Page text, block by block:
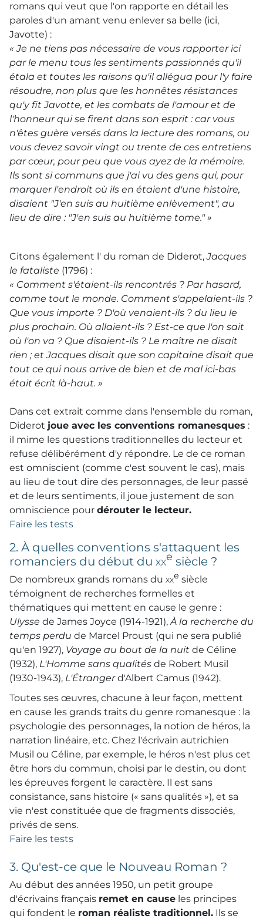
romans qui veut que l'on rapporte en détail les
paroles d'un amant venu enlever sa belle (ici,
Javotte) :
« Je ne tiens pas nécessaire de vous rapporter ici
par le menu tous les sentiments passionnés qu'il
étala et toutes les raisons qu'il allégua pour l'y faire
résoudre, non plus que les honnêtes résistances
qu'y fit Javotte, et les combats de l'amour et de
l'honneur qui se firent dans son esprit : car vous
n'êtes guère versés dans la lecture des romans, ou
vous devez savoir vingt ou trente de ces entretiens
par cœur, pour peu que vous ayez de la mémoire.
Ils sont si communs que j'ai vu des gens qui, pour
marquer l'endroit où ils en étaient d'une histoire,
disaient "J'en suis au huitième enlèvement", au
lieu de dire : "J'en suis au huitième tome." »
Citons également l' du roman de Diderot,Jacques
le fataliste (1796) :
« Comment s'étaient-ils rencontrés ? Par hasard,
comme tout le monde. Comment s'appelaient-ils ?
Que vous importe ? D'où venaient-ils ? du lieu le
plus prochain. Où allaient-ils ? Est-ce que l'on sait
où l'on va ? Que disaient-ils ? Le maître ne disait
rien ; et Jacques disait que son capitaine disait que
tout ce qui nous arrive de bien et de mal ici-bas
était écrit là-haut. »
Dans cet extrait comme dans l'ensemble du roman,
Diderot joue avec les conventions romanesques :
il mime les questions traditionnelles du lecteur et
refuse délibérément d'y répondre. Le de ce roman
est omniscient (comme c'est souvent le cas), mais
au lieu de tout dire des personnages, de leur passé
et de leurs sentiments, il joue justement de son
omniscience pour dérouter le lecteur.
Faire les tests
2. À quelles conventions s'attaquent les
romanciers du début du xxe siècle ?
De nombreux grands romans du xxe siècle
témoignent de recherches formelles et
thématiques qui mettent en cause le genre :
Ulysse de James Joyce (1914-1921),À la recherche du
temps perdu de Marcel Proust (qui ne sera publié
qu'en 1927), Voyage au bout de la nuit de Céline
(1932), L'Homme sans qualités de Robert Musil
(1930-1943), L'Étrangerd'Albert Camus (1942).
Toutes ses œuvres, chacune à leur façon, mettent
en cause les grands traits du genre romanesque : la
psychologie des personnages, la notion de héros, la
narration linéaire, etc. Chez l'écrivain autrichien
Musil ou Céline, par exemple, le héros n'est plus cet
être hors du commun, choisi par le destin, ou dont
les épreuves forgent le caractère. Il est sans
consistance, sans histoire (« sans qualités »), et sa
vie n'est constituée que de fragments dissociés,
privés de sens.
Faire les tests
3. Qu'est-ce que le Nouveau Roman ?
Au début des années 1950, un petit groupe
d'écrivains français remet en cause les principes
qui fondent le roman réaliste traditionnel. Ils se